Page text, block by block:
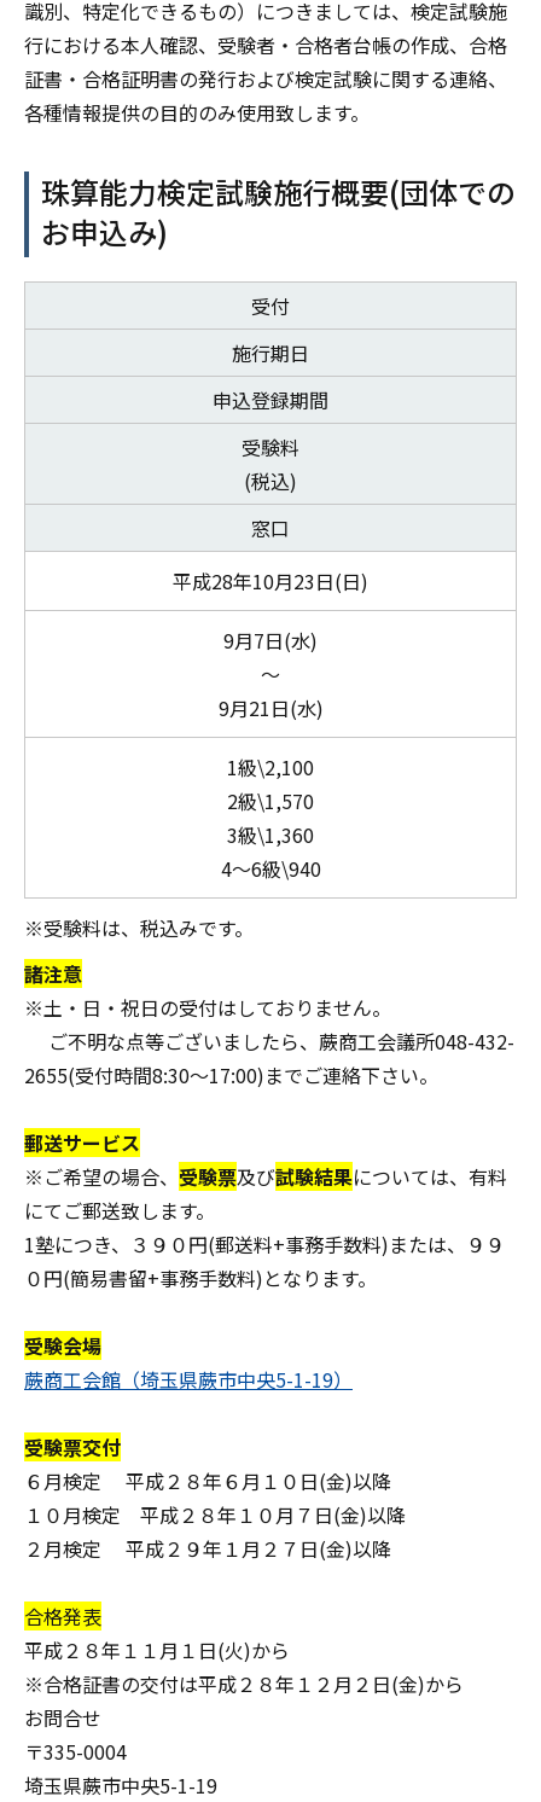
識別、特定化できるもの）につきましては、検定試験施
行における本人確認、受験者・合格者台帳の作成、合格
証書・合格証明書の発行および検定試験に関する連絡、
各種情報提供の目的のみ使用致します。
珠算能力検定試験施行概要(団体での
お申込み)
受付
施行期日
申込登録期間
受験料
(税込)
窓口
平成28年10月23日(日)
9月7日(水)
～
9月21日(水)
1級\2,100
2級\1,570
3級\1,360
4～6級\940
※受験料は、税込みです。
諸注意
※土・日・祝日の受付はしておりません。
ご不明な点等ございましたら、蕨商工会議所048-432-
2655(受付時間8:30～17:00)までご連絡下さい。
郵送サービス
※ご希望の場合、 受験票及び試験結果については、有料
にてご郵送致します。
1塾につき、３９０円(郵送料+事務手数料)または、９９
０円(簡易書留+事務手数料)となります。
受験会場
蕨商工会館（埼玉県蕨市中央5-1-19）
受験票交付
６月検定 平成２８年６月１０日(金)以降
１０月検定 平成２８年１０月７日(金)以降
２月検定 平成２９年１月２７日(金)以降
合格発表
平成２８年１１月１日(火)から
※合格証書の交付は平成２８年１２月２日(金)から
お問合せ
〒335-0004
埼玉県蕨市中央5-1-19